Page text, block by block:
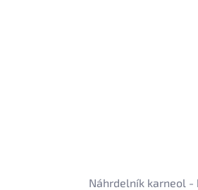
Náhrdelník karneol -